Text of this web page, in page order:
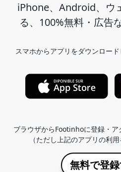
iPhone、Android、ウ
る、100%無料・広告
スマホからアプリをダウンロー
ブラウザからFootinhoに登録・ア
（ただし上記のアプリの利
無料で登